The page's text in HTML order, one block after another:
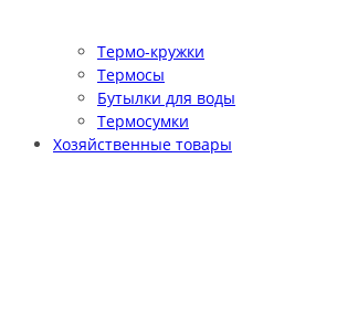
Термо-кружки
Термосы
Бутылки для воды
Термосумки
Хозяйственные товары